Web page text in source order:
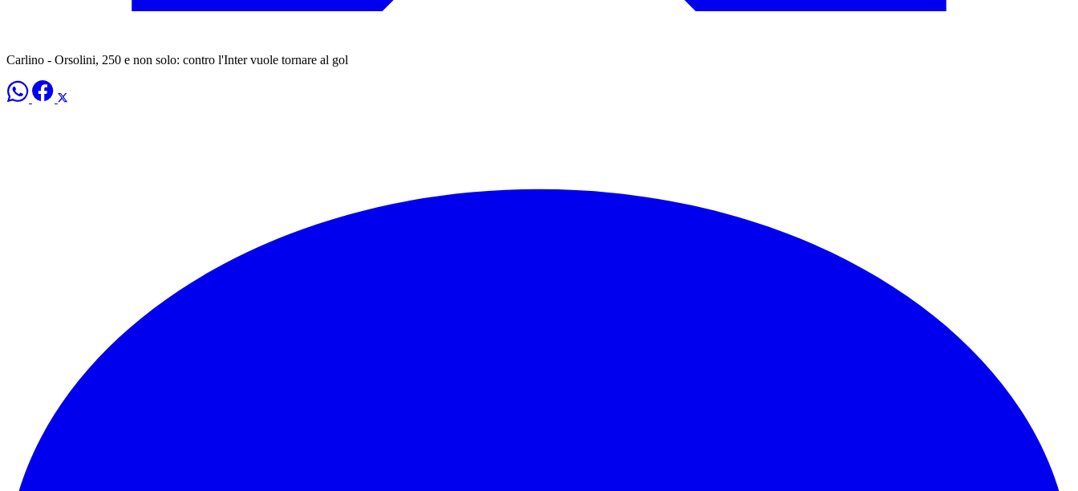
Carlino - Orsolini, 250 e non solo: contro l'Inter vuole tornare al gol